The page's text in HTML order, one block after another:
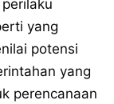
yang
potensi
yang
perencanaan